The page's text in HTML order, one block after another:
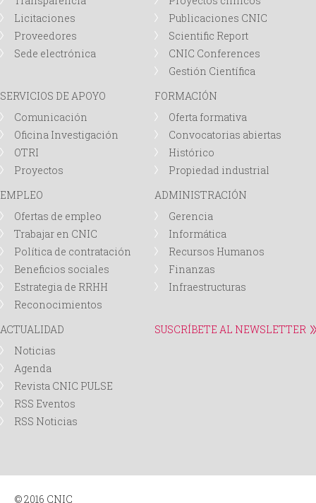
s
Licitaciones
Proveedores
Sede electrónica
Publicaciones CNIC
Scientific Report
CNIC Conferences
Gestión Científica
SERVICIOS DE APOYO
Comunicación
Oficina Investigación
OTRI
Proyectos
FORMACIÓN
Oferta formativa
Convocatorias abiertas
Histórico
Propiedad industrial
EMPLEO
Ofertas de empleo
Trabajar en CNIC
Política de contratación
Beneficios sociales
Estrategia de RRHH
Reconocimientos
ADMINISTRACIÓN
Gerencia
Informática
Recursos Humanos
Finanzas
Infraestructuras
ACTUALIDAD
Noticias
Agenda
Revista CNIC PULSE
RSS Eventos
RSS Noticias
SUSCRÍBETE AL NEWSLETTER
© 2016 CNIC